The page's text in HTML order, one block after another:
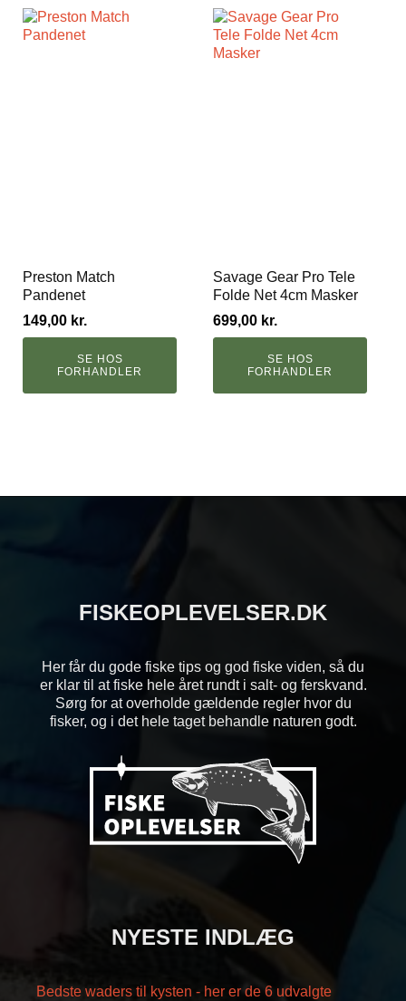
Preston Match
Pandenet
149,00 kr.
SE HOS
FORHANDLER
Savage Gear Pro Tele
Folde Net 4cm Masker
699,00 kr.
SE HOS
FORHANDLER
FISKEOPLEVELSER.DK
Her får du gode fiske tips og god fiske viden, så du
er klar til at fiske hele året rundt i salt- og ferskvand.
Sørg for at overholde gældende regler hvor du
fisker, og i det hele taget behandle naturen godt.
NYESTE INDLÆG
Bedste waders til kysten - her er de 6 udvalgte